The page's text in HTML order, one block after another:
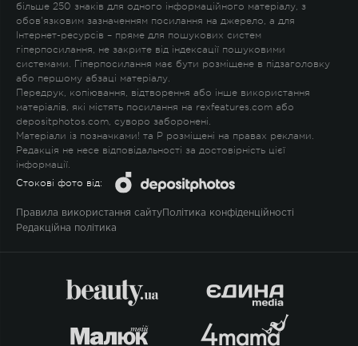
більше 250 знаків для одного інформаційного матеріалу, з
обов'язковим зазначенням посилання на джерело, а для
Інтернет-ресурсів – пряме для пошукових систем
гіперпосилання, не закрите від індексації пошуковими
системами. Гіперпосилання має бути розміщене в підзаголовку
або першому абзаці матеріалу.
Передрук, копіювання, відтворення або інше використання
матеріалів, які містять посилання на rexfeatures.com або
depositphotos.com, суворо заборонені.
Матеріали із позначками! та P розміщені на правах реклами.
Редакція не несе відповідальності за достовірність цієї
інформації.
Стокові фото від:
Правила використання сайту Політика конфіденційності
Редакційна політика